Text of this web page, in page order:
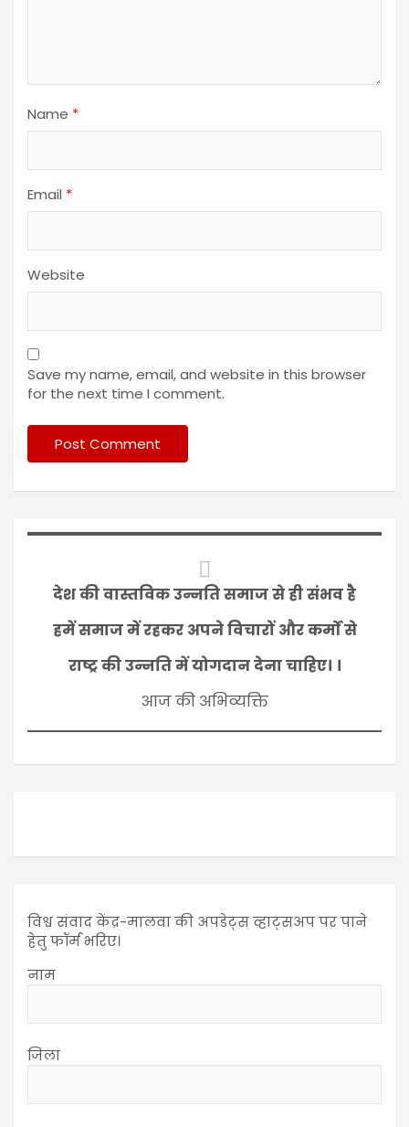
Name *
Email *
Website
Save my name, email, and website in this browser
for the next time I comment.
देश की वास्तविक उन्नति समाज से ही संभव है
हमें समाज में रहकर अपने विचारों और कर्मों से
राष्ट्र की उन्नति में योगदान देना चाहिए। ।
आज की अभिव्यक्ति
विश्व संवाद केंद्र-मालवा की अपडेट्स व्हाट्सअप पर पाने
हेतु फॉर्म भरिए।
नाम
जिला